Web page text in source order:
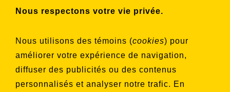
Nous respectons votre vie privée.
Nous utilisons des témoins (cookies) pour
améliorer votre expérience de navigation,
diffuser des publicités ou des contenus
personnalisés et analyser notre trafic. En
Choisissez les listes auxquelles vous
Aucune liste sélectionnée
S'INSCRIRE